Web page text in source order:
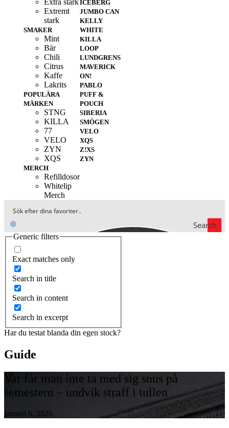
Extra stark
Extremt
stark
SMAKER
Mint
Bär
Chili
Citrus
Kaffe
Lakrits
POPULÄRA
MÄRKEN
STNG
KILLA
77
VELO
ZYN
XQS
MERCH
Refilldosor
Whitelip
Merch
ICEBERG
JUMBO CAN
KELLY
WHITE
KILLA
LOOP
LUNDGRENS
MAVERICK
ON!
PABLO
PUFF &
POUCH
SIBERIA
SMÖGEN
VELO
XQS
Z!XS
ZYN
Search
Generic filters
Exact matches only
Search in title
Search in content
Search in excerpt
Har du testat blanda din egen stock?
Guide
Var får man inte ta med sig snus på
semestern – undvik straff i tullen
januari 6, 2026